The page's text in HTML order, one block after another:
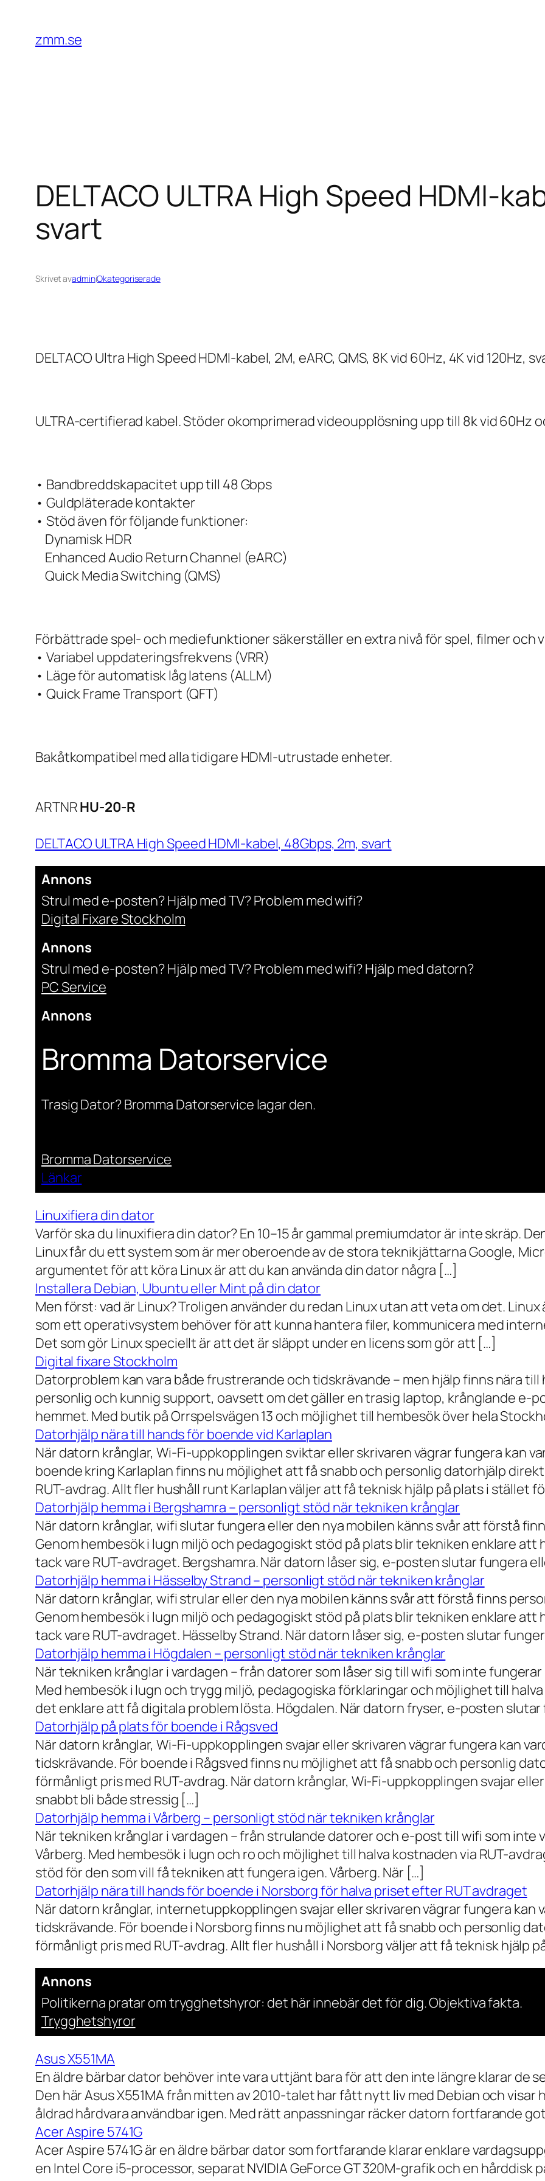
innehåll
zmm.se
DELTACO ULTRA High Speed HDMI-
svart
Skrivet avadminiOkategoriserade
DELTACO Ultra High Speed HDMI-kabel, 2M, eARC, QMS, 8K vid 60Hz, 4K vid 120Hz,
ULTRA-certifierad kabel. Stöder okomprimerad videoupplösning upp till 8k vid 60Hz
• Bandbreddskapacitet upp till 48 Gbps
• Guldpläterade kontakter
• Stöd även för följande funktioner:
Dynamisk HDR
Enhanced Audio Return Channel (eARC)
Quick Media Switching (QMS)
Förbättrade spel- och mediefunktioner säkerställer en extra nivå för spel, filmer och
• Variabel uppdateringsfrekvens (VRR)
• Läge för automatisk låg latens (ALLM)
• Quick Frame Transport (QFT)
Bakåtkompatibel med alla tidigare HDMI-utrustade enheter.
ARTNRHU-20-R
DELTACO ULTRA High Speed HDMI-kabel, 48Gbps, 2m, svart
Annons
Strul med e-posten? Hjälp med TV? Problem med wifi?
Digital Fixare Stockholm
Annons
Strul med e-posten? Hjälp med TV? Problem med wifi? Hjälp med datorn?
PC Service
Annons
Bromma Datorservice
Trasig Dator? Bromma Datorservice lagar den.
Bromma Datorservice
Länkar
Linuxifiera din dator
Varför ska du linuxifiera din dator? En 10–15 år gammal premiumdator är inte skräp.
Linux får du ett system som är mer oberoende av de stora teknikjättarna Google,
argumentet för att köra Linux är att du kan använda din dator några […]
Installera Debian, Ubuntu eller Mint på din dator
Men först: vad är Linux? Troligen använder du redan Linux utan att veta om det.
som ett operativsystem behöver för att kunna hantera filer, kommunicera med
Det som gör Linux speciellt är att det är släppt under en licens som gör att […]
Digital fixare Stockholm
Datorproblem kan vara både frustrerande och tidskrävande – men hjälp finns nära till
personlig och kunnig support, oavsett om det gäller en trasig laptop, krånglande e-
hemmet. Med butik på Orrspelsvägen 13 och möjlighet till hembesök över hela
Datorhjälp nära till hands för boende vid Karlaplan
När datorn krånglar, Wi-Fi-uppkopplingen sviktar eller skrivaren vägrar fungera kan
boende kring Karlaplan finns nu möjlighet att få snabb och personlig datorhjälp
RUT-avdrag. Allt fler hushåll runt Karlaplan väljer att få teknisk hjälp på plats i stället
Datorhjälp hemma i Bergshamra – personligt stöd när tekniken krånglar
När datorn krånglar, wifi slutar fungera eller den nya mobilen känns svår att förstå
Genom hembesök i lugn miljö och pedagogiskt stöd på plats blir tekniken enklare
tack vare RUT-avdraget. Bergshamra. När datorn låser sig, e-posten slutar fungera
Datorhjälp hemma i Hässelby Strand – personligt stöd när tekniken krånglar
När datorn krånglar, wifi strular eller den nya mobilen känns svår att förstå finns
Genom hembesök i lugn miljö och pedagogiskt stöd på plats blir tekniken enklare
tack vare RUT-avdraget. Hässelby Strand. När datorn låser sig, e-posten slutar
Datorhjälp hemma i Högdalen – personligt stöd när tekniken krånglar
När tekniken krånglar i vardagen – från datorer som låser sig till wifi som inte
Med hembesök i lugn och trygg miljö, pedagogiska förklaringar och möjlighet till
det enklare att få digitala problem lösta. Högdalen. När datorn fryser, e-posten
Datorhjälp på plats för boende i Rågsved
När datorn krånglar, Wi-Fi-uppkopplingen svajar eller skrivaren vägrar fungera kan
tidskrävande. För boende i Rågsved finns nu möjlighet att få snabb och personlig
förmånligt pris med RUT-avdrag. När datorn krånglar, Wi-Fi-uppkopplingen svajar
snabbt bli både stressig […]
Datorhjälp hemma i Vårberg – personligt stöd när tekniken krånglar
När tekniken krånglar i vardagen – från strulande datorer och e-post till wifi som inte
Vårberg. Med hembesök i lugn och ro och möjlighet till halva kostnaden via RUT-
stöd för den som vill få tekniken att fungera igen. Vårberg. När […]
Datorhjälp nära till hands för boende i Norsborg för halva priset efter RUT avdraget
När datorn krånglar, internetuppkopplingen svajar eller skrivaren vägrar fungera kan
tidskrävande. För boende i Norsborg finns nu möjlighet att få snabb och personlig
förmånligt pris med RUT-avdrag. Allt fler hushåll i Norsborg väljer att få teknisk hjälp
Annons
Politikerna pratar om trygghetshyror: det här innebär det för dig. Objektiva fakta.
Trygghetshyror
Asus X551MA
En äldre bärbar dator behöver inte vara uttjänt bara för att den inte längre klarar de
Den här Asus X551MA från mitten av 2010-talet har fått nytt liv med Debian och visar
åldrad hårdvara användbar igen. Med rätt anpassningar räcker datorn fortfarande
Acer Aspire 5741G
Acer Aspire 5741G är en äldre bärbar dator som fortfarande klarar enklare
en Intel Core i5-processor, separat NVIDIA GeForce GT 320M-grafik och en hårddisk